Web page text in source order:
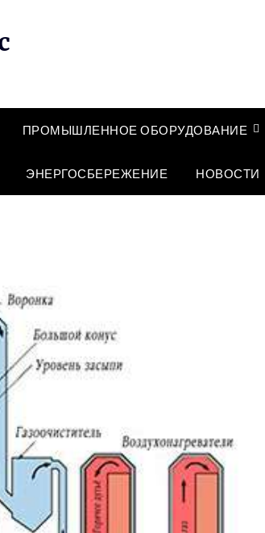
ПРОМЫШЛЕННОЕ ОБОРУДОВАНИЕ
ЭНЕРГОСБЕРЕЖЕНИЕ НОВОСТИ